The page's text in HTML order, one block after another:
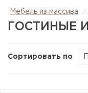
Мебель из массива
ГОСТИНЫЕ
Сортировать по